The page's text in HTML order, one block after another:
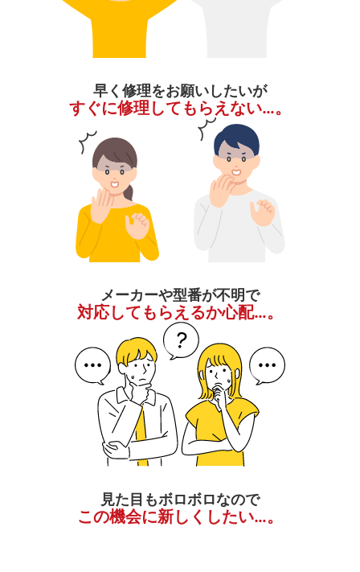
早く修理をお願いしたいが
すぐに修理してもらえない…。
メーカーや型番が不明で
対応してもらえるか心配…。
見た目もボロボロなので
この機会に新しくしたい…。